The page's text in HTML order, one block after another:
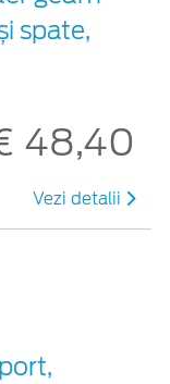
spate,
48,40
Vezi detalii